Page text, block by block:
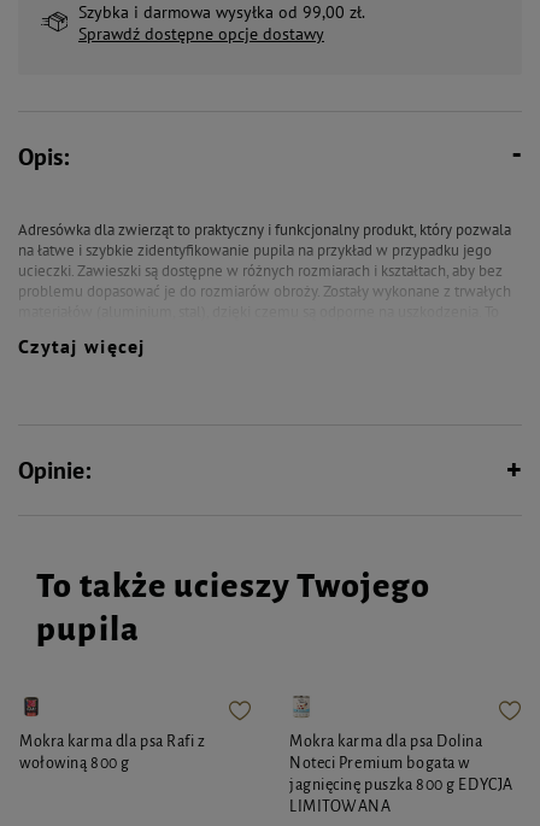
Szybka i darmowa wysyłka od 99,00 zł.
Sprawdź dostępne opcje dostawy
Opis:
Adresówka dla zwierząt to praktyczny i funkcjonalny produkt, który pozwala
na łatwe i szybkie zidentyfikowanie pupila na przykład w przypadku jego
ucieczki. Zawieszki są dostępne w różnych rozmiarach i kształtach, aby bez
problemu dopasować je do rozmiarów obroży. Zostały wykonane z trwałych
Identyfikator w kształcie kości Specyfikacja: Szerokość : 48 mm Wysokość :
Czytaj więcej
Opinie:
To także ucieszy Twojego
pupila
Mokra karma dla psa Rafi z
wołowiną 800 g
Mokra karma dla psa Dolina
Noteci Premium bogata w
jagnięcinę puszka 800 g EDYCJA
LIMITOWANA